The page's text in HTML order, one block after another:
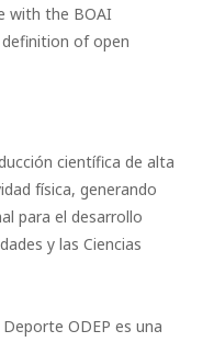
with the BOAI
of open
científica de alta
física, generando
para el desarrollo
y las Ciencias
ODEP es una